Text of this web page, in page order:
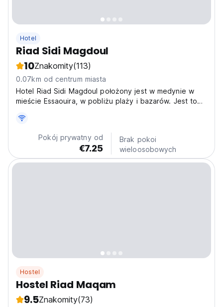
Hotel
Riad Sidi Magdoul
10Znakomity(113)
0.07km od centrum miasta
Hotel Riad Sidi Magdoul położony jest w medynie w
mieście Essaouira, w pobliżu plaży i bazarów. Jest to
Pokój prywatny od
€7.25
Brak pokoi
wieloosobowych
Hostel
Hostel Riad Maqam
9.5Znakomity(73)